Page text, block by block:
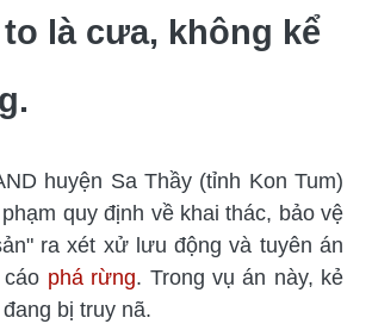
là cưa, không kể
huyện Sa Thầy (tỉnh Kon Tum)
quy định về khai thác, bảo vệ
ra xét xử lưu động và tuyên án
phá rừng. Trong vụ án này, kẻ
bị truy nã.